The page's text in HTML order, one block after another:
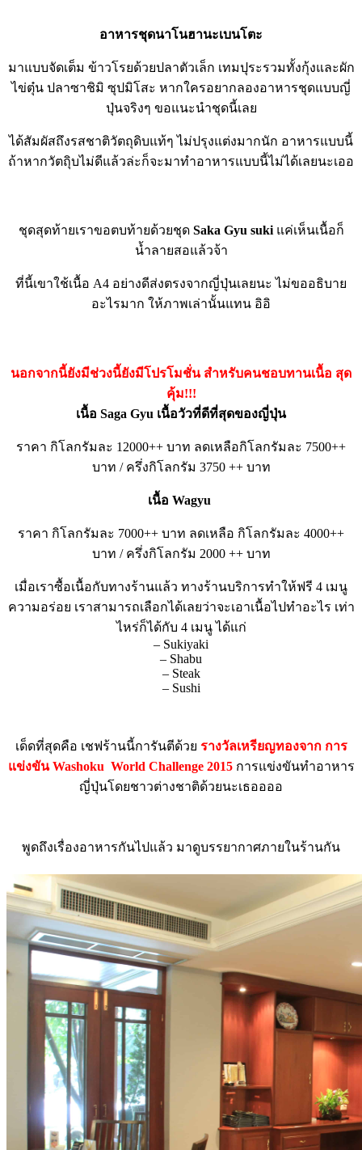
อาหารชุดนาโนฮานะเบนโตะ
มาแบบจัดเต็ม ข้าวโรยด้วยปลาตัวเล็ก เทมปุระรวมทั้งกุ้งและผัก
ไข่ตุ๋น ปลาซาชิมิ ซุปมิโสะ หากใครอยากลองอาหารชุดแบบญี่
ปุ่นจริงๆ ขอแนะนำชุดนี้เลย
ได้สัมผัสถึงรสชาติวัตถุดิบแท้ๆ ไม่ปรุงแต่งมากนัก อาหารแบบนี้
ถ้าหากวัตถุิบไม่ดีแล้วล่ะก็จะมาทำอาหารแบบนี้ไม่ได้เลยนะเออ
ชุดสุดท้ายเราขอตบท้ายด้วยชุดSaka Gyu sukiแค่เห็นเนื้อก็
น้ำลายสอแล้วจ้า
ที่นี้เขาใช้เนื้อ A4 อย่างดีส่งตรงจากญี่ปุ่นเลยนะ ไม่ขออธิบาย
อะไรมาก ให้ภาพเล่านั้นแทน อิอิ
นอกจากนี้ยังมีช่วงนี้ยังมีโปรโมชั่น สำหรับคนชอบทานเนื้อ สุด
คุ้ม!!!
เนื้อ Saga Gyu เนื้อวัวที่ดีที่สุดของญี่ปุ่น
ราคา กิโลกรัมละ 12000++ บาท ลดเหลือกิโลกรัมละ 7500++
บาท / ครึ่งกิโลกรัม 3750 ++ บาท
เนื้อ Wagyu
ราคา กิโลกรัมละ 7000++ บาท ลดเหลือ กิโลกรัมละ 4000++
บาท / ครึ่งกิโลกรัม 2000 ++ บาท
เมื่อเราซื้อเนื้อกับทางร้านแล้ว ทางร้านบริการทำให้ฟรี 4 เมนู
ความอร่อย เราสามารถเลือกได้เลยว่าจะเอาเนื้อไปทำอะไร เท่า
ไหร่ก็ได้กับ 4 เมนู ได้แก่
– Sukiyaki
– Shabu
– Steak
– Sushi
เด็ดที่สุดคือ เชฟร้านนี้การันตีด้วย รางวัลเหรียญทองจาก การ
แข่งขัน Washoku World Challenge 2015การแข่งขันทำอาหาร
ญี่ปุ่นโดยชาวต่างชาติด้วยนะเธออออ
พูดถึงเรื่องอาหารกันไปแล้ว มาดูบรรยากาศภายในร้านกัน